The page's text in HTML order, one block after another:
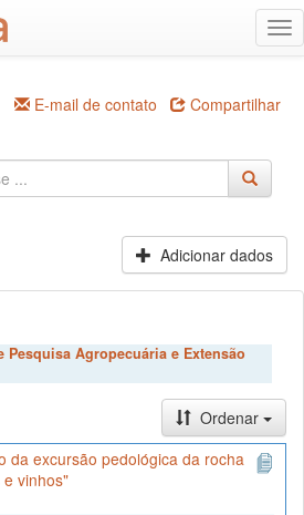
E-mail de contato Compartilhar
Adicionar dados
Pesquisa Agropecuária e Extensão
Ordenar
da excursão pedológica da rocha
vinhos"